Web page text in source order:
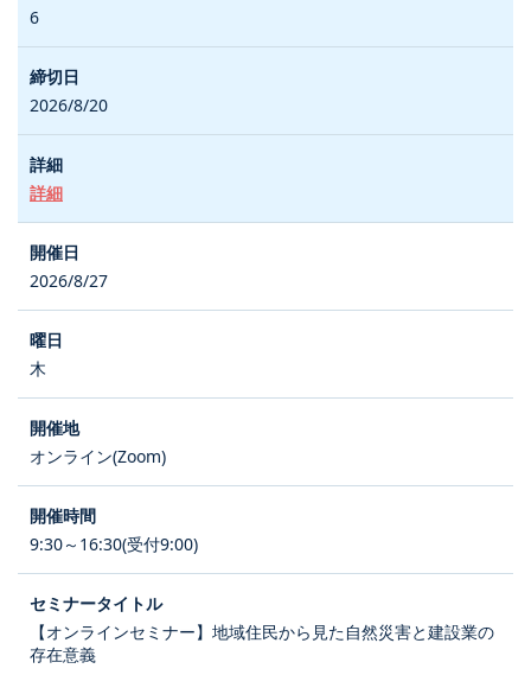
6
2026/8/20
詳細
2026/8/27
木
オンライン(Zoom)
9:30～16:30(受付9:00)
【オンラインセミナー】地域住民から見た自然災害と建設業の
存在意義